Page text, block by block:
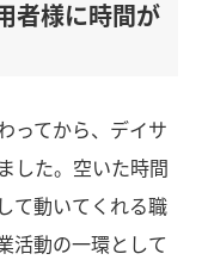
者様に時間が
ってから、デイサ
した。空いた時間
て動いてくれる職
活動の一環として